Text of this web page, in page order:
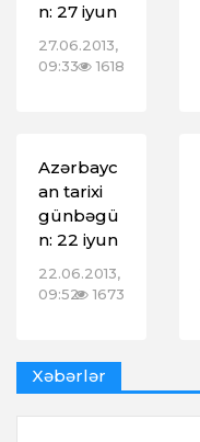
n: 27 iyun
27.06.2013,
09:33
1618
Azərbayc
an tarixi
günbəgü
n: 22 iyun
22.06.2013,
09:52
1673
Xəbərlər